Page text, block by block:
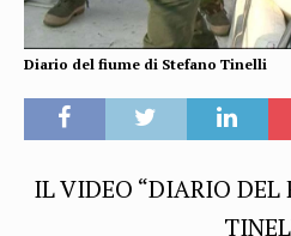
Diario del fiume di Stefano Tinelli
IL VIDEO “DIARIO DEL